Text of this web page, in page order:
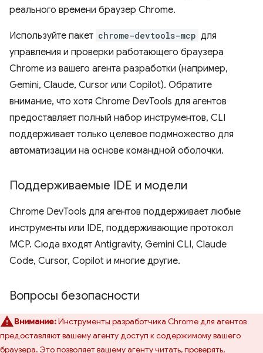
реального времени браузер Chrome.
Используйте пакет chrome-devtools-mcp для
управления и проверки работающего браузера
Chrome из вашего агента разработки (например,
Gemini, Claude, Cursor или Copilot). Обратите
внимание, что хотя Chrome DevTools для агентов
предоставляет полный набор инструментов, CLI
поддерживает только целевое подмножество для
автоматизации на основе командной оболочки.
Поддерживаемые IDE и модели
Chrome DevTools для агентов поддерживает любые
инструменты или IDE, поддерживающие протокол
MCP. Сюда входят Antigravity, Gemini CLI, Claude
Code, Cursor, Copilot и многие другие.
Вопросы безопасности
Внимание:Инструменты разработчика Chrome для агентов
предоставляют вашему агенту доступ к содержимому вашего
браузера. Это позволяет вашему агенту читать, проверять,